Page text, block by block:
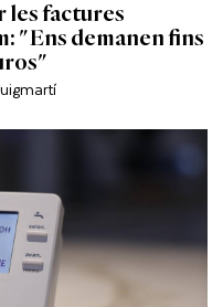
les factures
"Ens demanen fins